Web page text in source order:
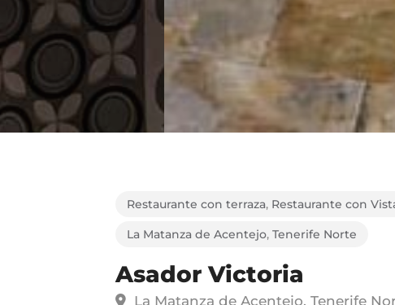
Restaurante con terraza, Restaurante con
La Matanza de Acentejo, Tenerife Norte
Asador Victoria
La Matanza de Acentejo, Tenerife